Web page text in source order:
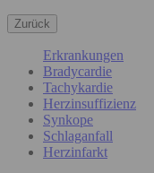
Zurück
Erkrankungen
Bradycardie
Tachykardie
Herzinsuffizienz
Synkope
Schlaganfall
Herzinfarkt